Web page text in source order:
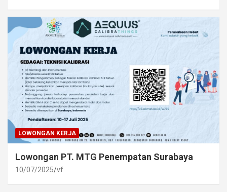
LOWONGAN KERJA
Lowongan PT. MTG Penempatan Surabaya
10/07/2025 vf